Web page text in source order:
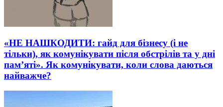
«НЕ НАШКОДИТИ: гайд для бізнесу (і не
тільки), як комунікувати після обстрілів та у дні
пам’яті». Як комунікувати, коли слова даються
найважче?